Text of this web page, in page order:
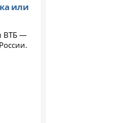
или